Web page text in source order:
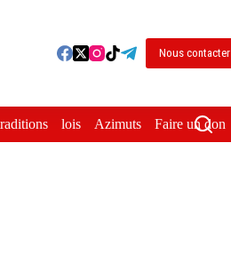
Nous contacter
lois Azimuts Faire un don